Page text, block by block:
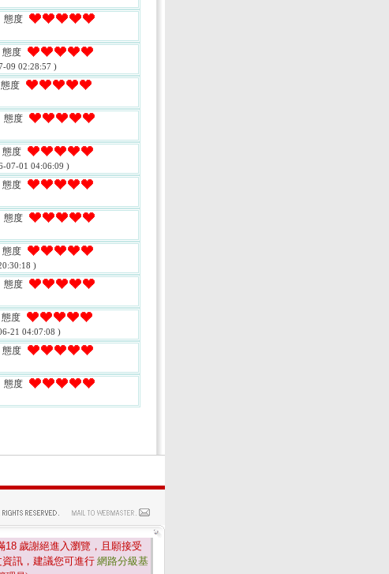
態度
態度
09 02:28:57 )
態度
態度
態度
07-01 04:06:09 )
態度
態度
態度
)
態度
態度
21 04:07:08 )
態度
態度
18 歲謝絕進入瀏覽，且願接受
訊，建議您可進行網路分級基